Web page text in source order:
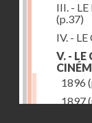
III. - LE
(p.37)
IV. -
V. - LE
1896
1897